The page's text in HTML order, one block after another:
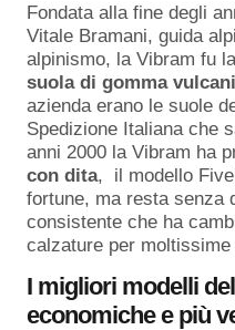
Fondata alla fine degli
Vitale Bramani, guida
alpinismo, la Vibram fu
suola di gomma
azienda erano le suole
Spedizione Italiana che
anni 2000 la Vibram ha
con dita, il modello
fortune, ma resta senza
consistente che ha
calzature per
I migliori modelli
economiche e più